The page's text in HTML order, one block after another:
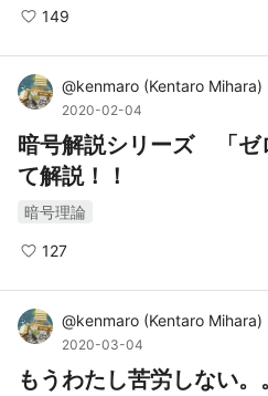
149
@kenmaro (Kentaro Mihara)
2020-02-04
暗号解説シリーズ 「ゼ
て解説！！
暗号理論
127
@kenmaro (Kentaro Mihara)
2020-03-04
もうわたし苦労しない